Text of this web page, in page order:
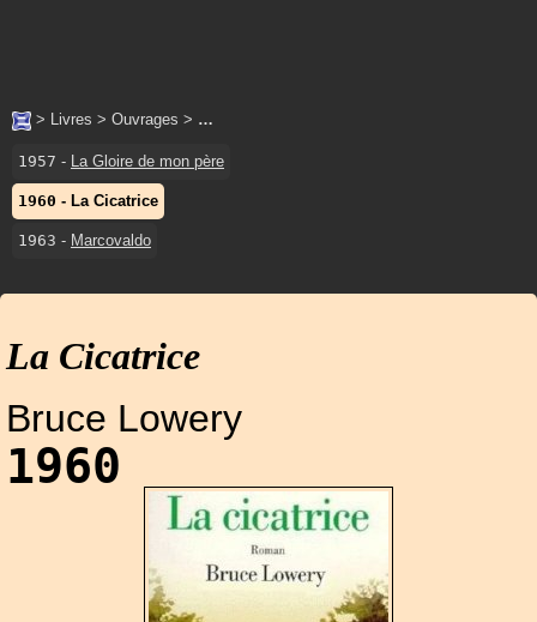
> Livres > Ouvrages > …
1957 - La Gloire de mon père
1960 - La Cicatrice
1963 - Marcovaldo
La Cicatrice
Bruce Lowery
1960